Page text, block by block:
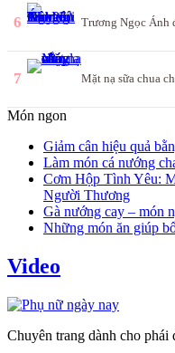
6 Trương Ngọc Ánh
7 Mặt nạ sữa chua
Món ngon
Giảm cân hiệu quả
Làm món cá nướng
Cơm Hộp Tình Yêu:
Người Thương
Gà nướng cay – món
Những món ăn giúp
Video
Chuyên trang dành cho phái